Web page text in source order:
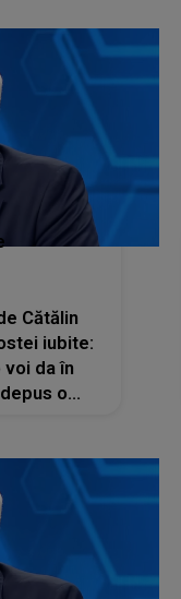
Cătălin
iubite:
da în
o